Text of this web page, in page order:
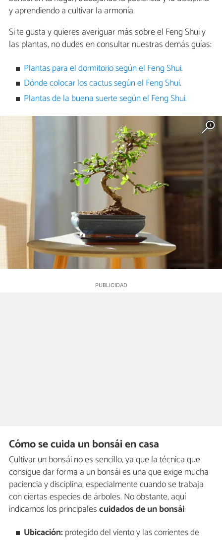
y aprendiendo a cultivar la armonía.
Si te gusta y quieres averiguar más sobre el Feng Shui y
las plantas, no dudes en consultar nuestras demás guías:
Plantas para el dormitorio según el Feng Shui.
Dónde colocar los cactus según el Feng Shui.
Plantas de la buena suerte según el Feng Shui.
Cómo se cuida un bonsái en casa
Cultivar un bonsái no es sencillo, ya que la técnica que
consigue dar forma a un bonsái es una que exige mucha
paciencia y disciplina, especialmente cuando se trabaja
con ciertas especies de árboles. No obstante, aquí
indicamos los principalescuidados de un bonsái:
Ubicación: protegido del viento y las corrientes de